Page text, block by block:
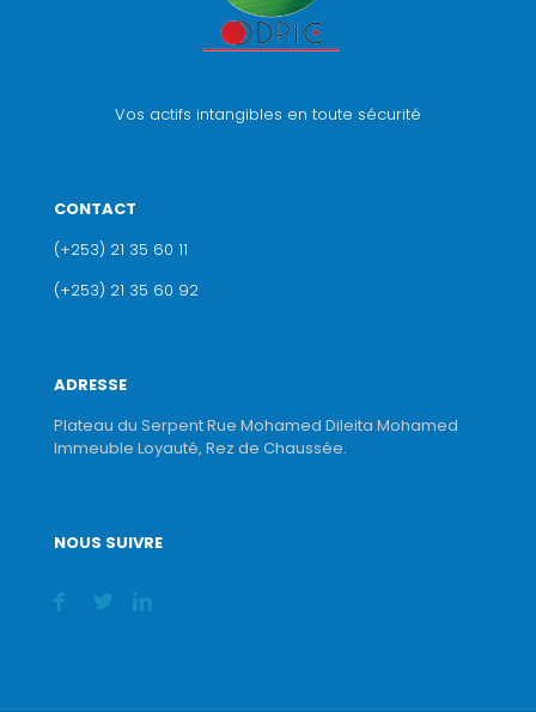
Vos actifs intangibles en toute sécurité
CONTACT
(+253) 21 35 60 11
(+253) 21 35 60 92
ADRESSE
Plateau du Serpent Rue Mohamed Dileita Mohamed
Immeuble Loyauté, Rez de Chaussée.
NOUS SUIVRE